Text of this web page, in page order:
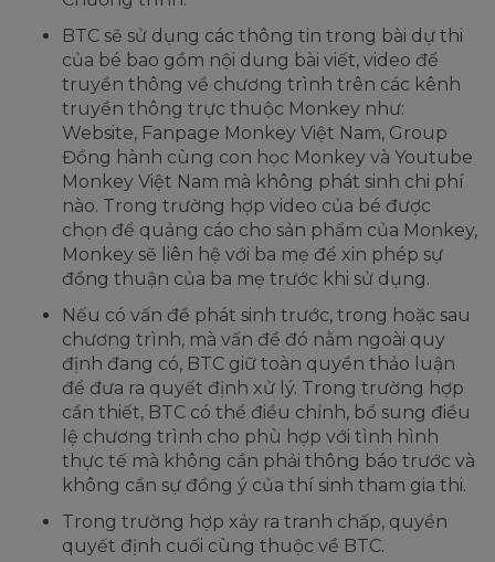
BTC sẽ sử dụng các thông tin trong bài dự thi
của bé bao gồm nội dung bài viết, video để
truyền thông về chương trình trên các kênh
truyền thông trực thuộc Monkey như:
Website, Fanpage Monkey Việt Nam, Group
Đồng hành cùng con học Monkey và Youtube
Monkey Việt Nam mà không phát sinh chi phí
nào. Trong trường hợp video của bé được
chọn để quảng cáo cho sản phẩm của Monkey,
Monkey sẽ liên hệ với ba mẹ để xin phép sự
đồng thuận của ba mẹ trước khi sử dụng.
Nếu có vấn đề phát sinh trước, trong hoặc sau
chương trình, mà vấn đề đó nằm ngoài quy
định đang có, BTC giữ toàn quyền thảo luận
để đưa ra quyết định xử lý. Trong trường hợp
cần thiết, BTC có thể điều chỉnh, bổ sung điều
lệ chương trình cho phù hợp với tình hình
thực tế mà không cần phải thông báo trước và
không cần sự đồng ý của thí sinh tham gia thi.
Trong trường hợp xảy ra tranh chấp, quyền
quyết định cuối cùng thuộc về BTC.